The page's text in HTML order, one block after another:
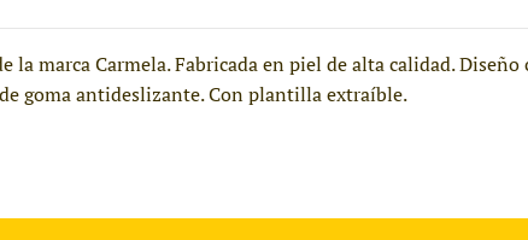
la marca Carmela. Fabricada en piel de alta calidad.
goma antideslizante. Con plantilla extraíble.